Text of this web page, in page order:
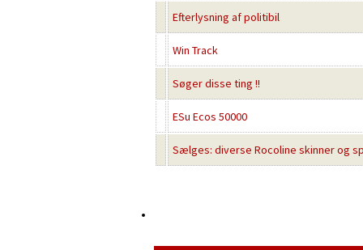
Efterlysning af politibil
Win Track
Søger disse ting !!
ESu Ecos 50000
Sælges: diverse Rocoline skinner og